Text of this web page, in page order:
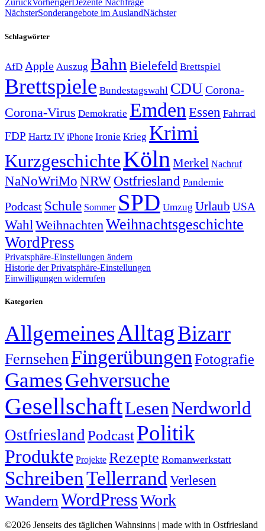
ZurückVorherigerDezente Nachfrage
NächsterSonderangebote im AuslandNächster
Schlagwörter
AfD Apple Auszug Bahn Bielefeld Brettspiel
Brettspiele Bundestagswahl CDUCorona-
Corona-Virus Demokratie Emden Essen Fahrrad
FDP Hartz IV iPhone Ironie Krieg Krimi
KurzgeschichteKöln Merkel Nachruf
NaNoWriMo NRWOstfriesland Pandemie
Podcast Schule Sommer SPD Umzug Urlaub USA
Wahl Weihnachten Weihnachtsgeschichte
WordPress
Privatsphäre-Einstellungen ändern
Historie der Privatsphäre-Einstellungen
Einwilligungen widerrufen
Kategorien
AllgemeinesAlltagBizarr
FernsehenFingerübungen Fotografie
GamesGehversuche
GesellschaftLesenNerdworld
OstfrieslandPodcastPolitik
Produkte Projekte Rezepte Romanwerkstatt
SchreibenTellerrand Verlesen
Wandern WordPressWork
©2026 Jenseits des täglichen Wahnsinns | made with in Ostfriesland